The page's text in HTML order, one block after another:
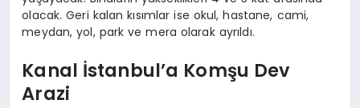
olacak. Geri kalan kısımlar ise okul, hastane, cami,
meydan, yol, park ve mera olarak ayrıldı.
Kanal İstanbul’a Komşu Dev
Arazi